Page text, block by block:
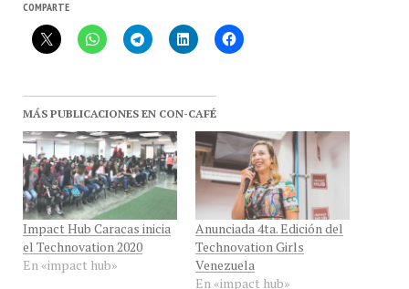
Impact Hub Caracas inicia
el Technovation 2020
En «impact hub»
Anunciada 4ta. Edición del
Technovation Girls
Venezuela
En «impact hub»